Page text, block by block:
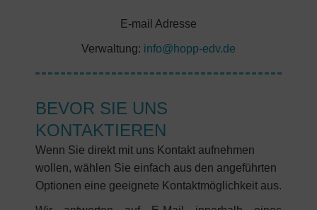
E-mail Adresse
Verwaltung: info@hopp-edv.de
BEVOR SIE UNS
KONTAKTIEREN
Wenn Sie direkt mit uns Kontakt aufnehmen
wollen, wählen Sie einfach aus den angeführten
Optionen eine geeignete Kontaktmöglichkeit aus.